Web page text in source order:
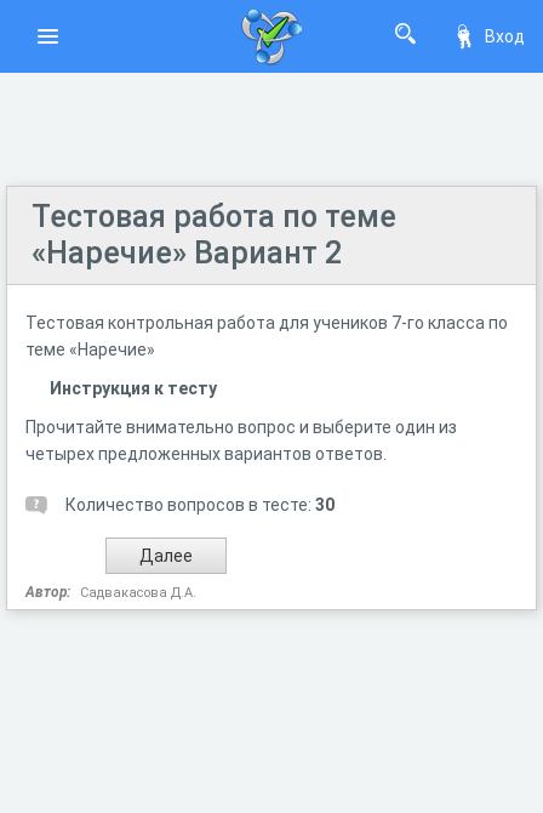
Вход
Тестовая работа по теме
«Наречие» Вариант 2
Тестовая контрольная работа для учеников 7-го класса по
теме «Наречие»
Инструкция к тесту
Прочитайте внимательно вопрос и выберите один из
четырех предложенных вариантов ответов.
Количество вопросов в тесте: 30
Автор: Садвакасова Д.А.